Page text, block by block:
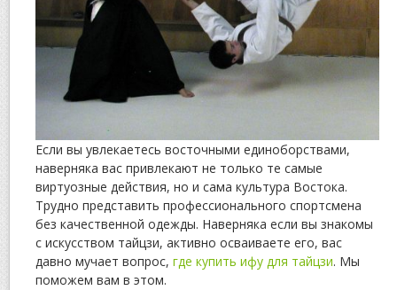
Если вы увлекаетесь восточными единоборствами,
наверняка вас привлекают не только те самые
виртуозные действия, но и сама культура Востока.
Трудно представить профессионального спортсмена
без качественной одежды. Наверняка если вы знакомы
с искусством тайцзи, активно осваиваете его, вас
давно мучает вопрос, где купить ифу для тайцзи. Мы
поможем вам в этом.